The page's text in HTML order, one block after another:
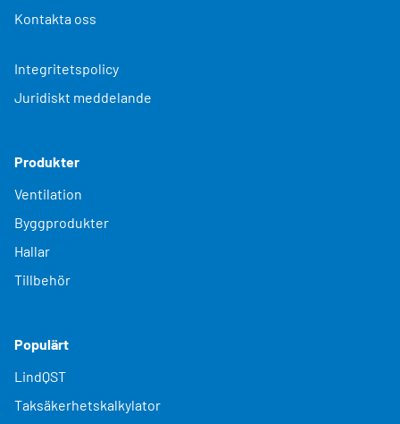
Kontakta oss
Integritetspolicy
Juridiskt meddelande
Produkter
Ventilation
Byggprodukter
Hallar
Tillbehör
Populärt
LindQST
Taksäkerhetskalkylator